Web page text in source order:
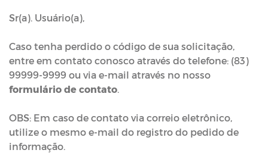
Sr(a). Usuário(a),
Caso tenha perdido o código de sua solicitação,
entre em contato conosco através do telefone: (83)
99999-9999 ou via e-mail através no nosso
formulário de contato.
OBS: Em caso de contato via correio eletrônico,
utilize o mesmo e-mail do registro do pedido de
informação.